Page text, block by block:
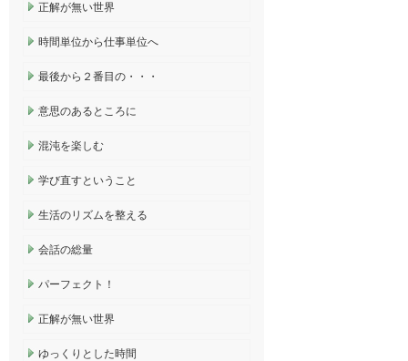
正解が無い世界
時間単位から仕事単位へ
最後から２番目の・・・
意思のあるところに
混沌を楽しむ
学び直すということ
生活のリズムを整える
会話の総量
パーフェクト！
正解が無い世界
ゆっくりとした時間